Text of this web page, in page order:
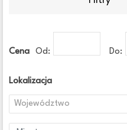
Cena Od: Do:
Lokalizacja
Województwo